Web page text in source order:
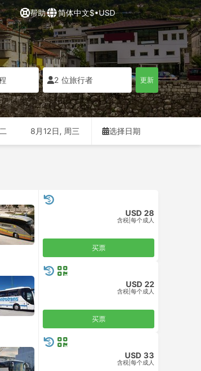
帮助 简体中文$•USD
2 位旅行者 更新
8月12日, 周三 选择日期
USD 28
含税 每个成人
买票
USD 22
含税 每个成人
买票
USD 33
含税 每个成人